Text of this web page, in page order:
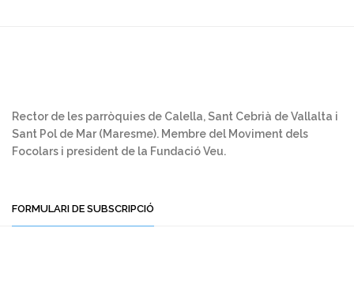
Rector de les parròquies de Calella, Sant Cebrià de Vallalta i
Sant Pol de Mar (Maresme). Membre del Moviment dels
Focolars i president de la Fundació Veu.
FORMULARI DE SUBSCRIPCIÓ